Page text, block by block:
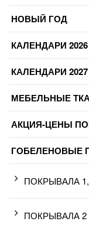
НОВЫЙ ГОД
КАЛЕНДАРИ
КАЛЕНДАРИ
МЕБЕЛЬНЫЕ
АКЦИЯ-ЦЕНЫ
ГОБЕЛЕНОВЫЕ
ПОКРЫВАЛА
ПОКРЫВАЛА 2